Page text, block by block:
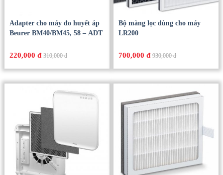
Adapter cho máy đo huyết áp
Beurer BM40/BM45, 58 – ADT
220,000 đ 310,000 đ
Bộ màng lọc dùng cho máy
LR200
700,000 đ 930,000 đ